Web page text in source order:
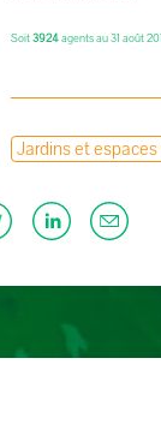
Soit3924agents au 31 août
Jardins et